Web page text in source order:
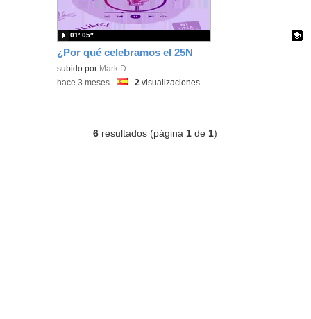
¿Por qué celebramos el 25N
Contenido educativo.
subido por Mark D.
01′ 05″
-hace 3 meses -Idioma:
-2 visualizaciones
6 resultados (página 1 de 1)